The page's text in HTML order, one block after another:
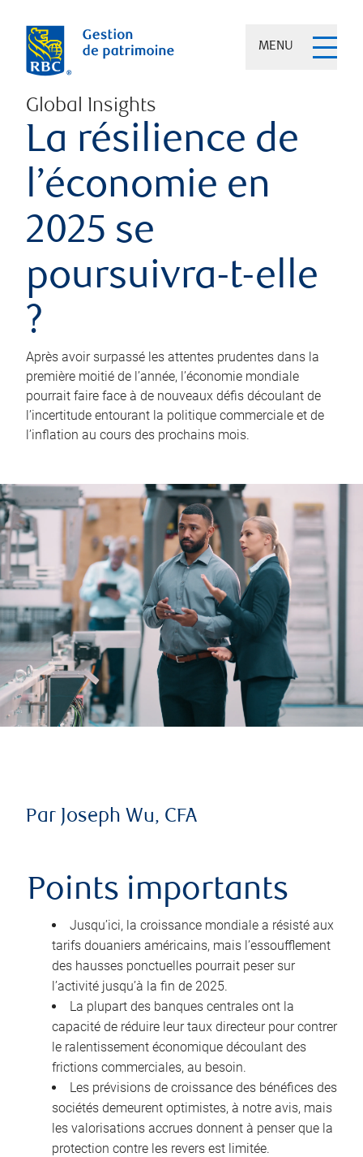
MENU
Global Insights
La résilience de
l’économie en
2025 se
poursuivra-t-elle
?
Après avoir surpassé les attentes prudentes dans la
première moitié de l’année, l’économie mondiale
pourrait faire face à de nouveaux défis découlant de
l’incertitude entourant la politique commerciale et de
l’inflation au cours des prochains mois.
Par Joseph Wu, CFA
Points importants
Jusqu’ici, la croissance mondiale a résisté aux
tarifs douaniers américains, mais l’essoufflement
des hausses ponctuelles pourrait peser sur
l’activité jusqu’à la fin de 2025.
La plupart des banques centrales ont la
capacité de réduire leur taux directeur pour contrer
le ralentissement économique découlant des
frictions commerciales, au besoin.
Les prévisions de croissance des bénéfices des
sociétés demeurent optimistes, à notre avis, mais
les valorisations accrues donnent à penser que la
protection contre les revers est limitée.